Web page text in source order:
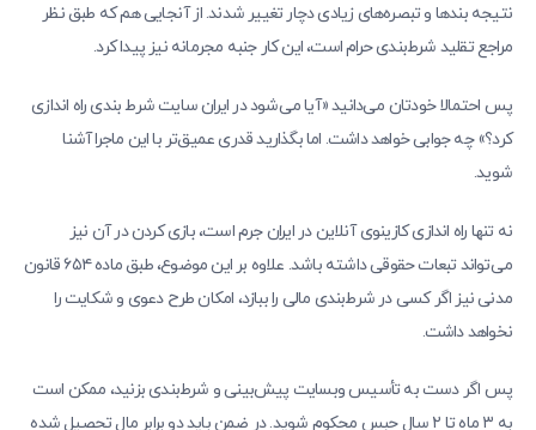
نتیجه بندها و تبصره‌های زیادی دچار تغییر شدند. از آنجایی هم که طبق نظر
مراجع تقلید شر‌ط‌بندی حرام است، این کار جنبه مجرمانه نیز پیدا کرد.
پس احتمالا خودتان می‌دانید «آیا می‌شود در ایران سایت شرط بندی راه اندازی
کرد؟» چه جوابی خواهد داشت. اما بگذارید قدری عمیق‌تر با این ماجرا آشنا
شوید.
نه تنها راه اندازی کازینوی آنلاین در ایران جرم است، بازی کردن در آن نیز
می‌تواند تبعات حقوقی داشته باشد. علاوه بر این موضوع، طبق ماده ۶۵۴ قانون
مدنی نیز اگر کسی در شرط‌بندی مالی را ببازد، امکان طرح دعوی و شکایت را
نخواهد داشت.
پس اگر دست به تأسیس وبسایت پیش‌بینی و شرط‌‌‌بندی بزنید، ممکن است
به ۳ ماه تا ۲ سال حبس محکوم شوید. در ضمن باید دو برابر مال تحصیل شده